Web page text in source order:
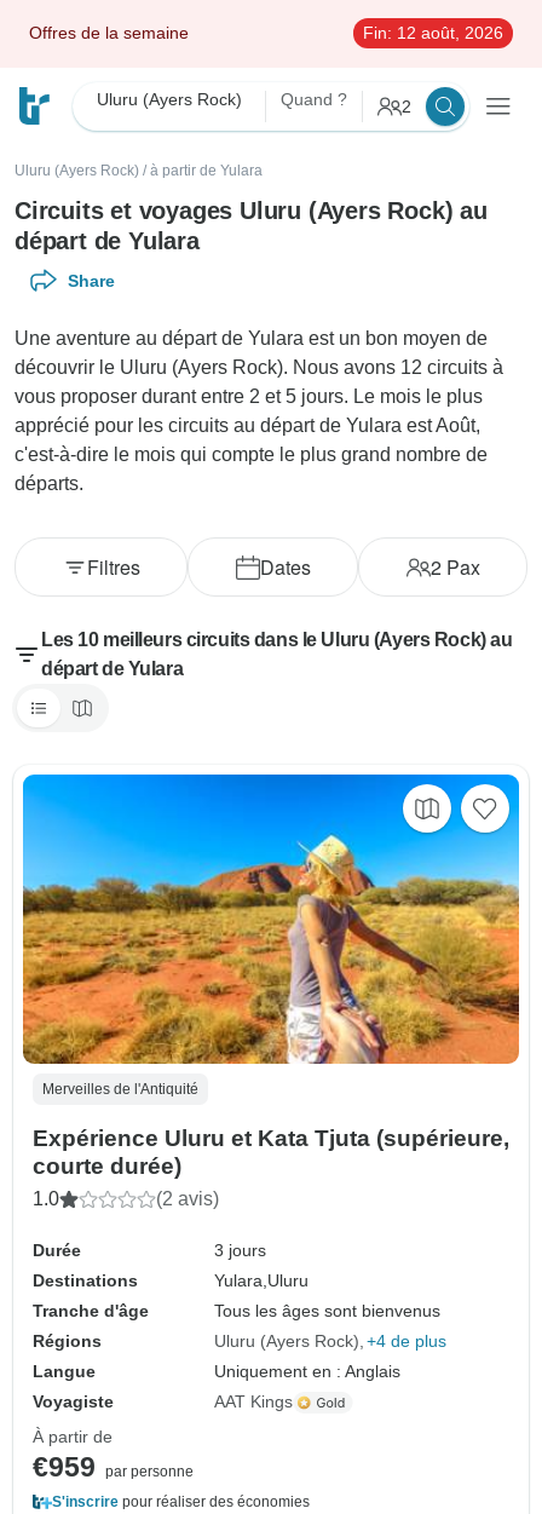
Offres de la semaine Fin: 12 août, 2026
Uluru (Ayers Rock) Quand ? 2
Uluru (Ayers Rock) / à partir de Yulara
Circuits et voyages Uluru (Ayers Rock) au
départ de Yulara
Share
Une aventure au départ de Yulara est un bon moyen de
découvrir le Uluru (Ayers Rock). Nous avons 12 circuits à
vous proposer durant entre 2 et 5 jours. Le mois le plus
apprécié pour les circuits au départ de Yulara est Août,
c'est-à-dire le mois qui compte le plus grand nombre de
départs.
Dates 2Pax
Filtres
Les 10 meilleurs circuits dans le Uluru (Ayers Rock) au
départ de Yulara
Merveilles de l'Antiquité
Expérience Uluru et Kata Tjuta (supérieure,
courte durée)
1.0 (2 avis)
Durée
3 jours
Destinations
Yulara, Uluru
Tranche d'âge
Tous les âges sont bienvenus
Régions
Uluru (Ayers Rock) +4 de plus
Langue
Uniquement en : Anglais
Voyagiste
AAT Kings
À partir de
€959
par personne
S'inscrire pour réaliser des économies